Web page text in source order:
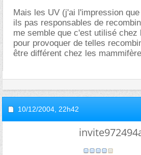
Mais les UV (j'ai l'impression
ils pas responsables de
me semble que c'est utilisé chez
pour provoquer de telles
être différent chez les
10/12/2004, 22h42